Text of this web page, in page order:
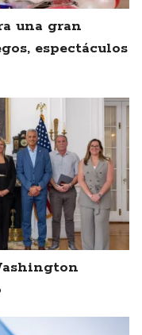
una gran
espectáculos